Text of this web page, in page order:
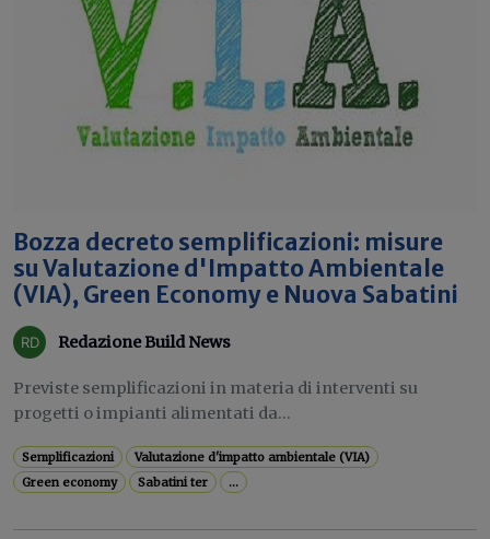
Bozza decreto semplificazioni: misure
su Valutazione d'Impatto Ambientale
(VIA), Green Economy e Nuova Sabatini
Redazione Build News
Previste semplificazioni in materia di interventi su
progetti o impianti alimentati da...
Semplificazioni
Valutazione d'impatto ambientale (VIA)
Green economy
Sabatini ter ...